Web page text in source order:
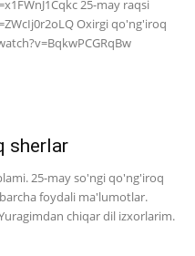
25-may raqsi
Oxirgi qo'ng'iroq
sherlar
25-may so'ngi qo'ng'iroq
foydali ma'lumotlar.
chiqar dil izxorlarim.